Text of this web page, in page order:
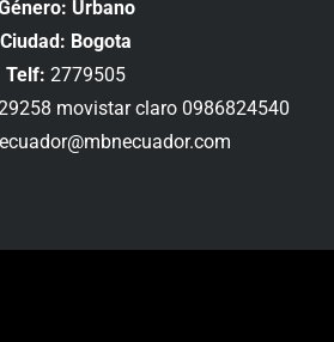
Urbano
Ciudad: Bogota
Telf: 2779505
movistar claro 0986824540